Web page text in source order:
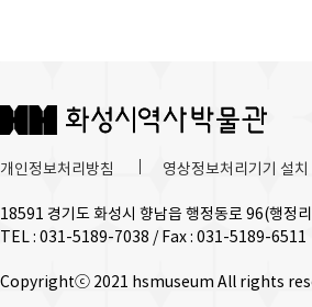
개인정보처리방침 영상정보처리기기 설치
18591 경기도 화성시 향남읍 행정동로 96(행정
TEL : 031-5189-7038 / Fax : 031-5189-6511
Copyrightⓒ 2021 hsmuseum All rights